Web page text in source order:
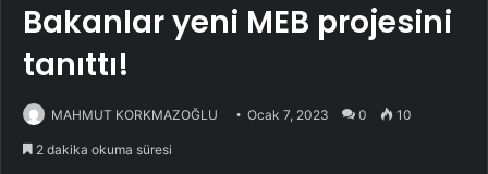
Bakanlar yeni MEB projesini
tanıttı!
MAHMUT KORKMAZOĞLU Ocak 7, 2023 0 10
2 dakika okuma süresi